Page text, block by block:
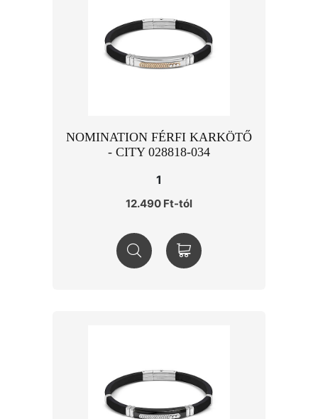
NOMINATION FÉRFI KARKÖTŐ
- CITY 028818-034
1
12.490 Ft-tól